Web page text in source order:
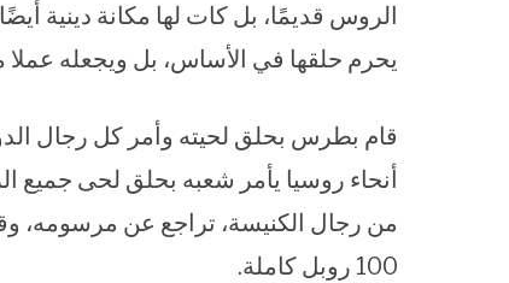
الروس قديمًا، بل كات لها مكانة دينية
يحرم حلقها في الأساس، بل ويجعله عملا
قام بطرس بحلق لحيته وأمر كل رجال
أنحاء روسيا يأمر شعبه بحلق لحى جميع
من رجال الكنيسة، تراجع عن
100 روبل كاملة.